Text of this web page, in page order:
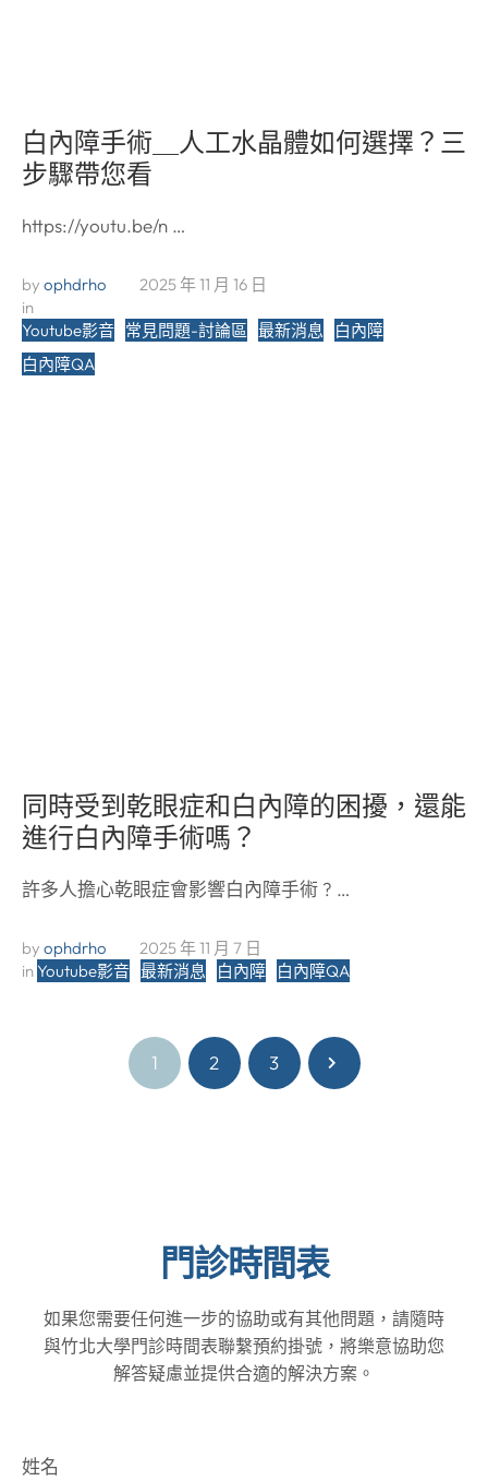
白內障手術＿人工水晶體如何選擇？三
步驟帶您看
https://youtu.be/n …
by ophdrho
2025 年 11 月 16 日
in
Youtube影音 常見問題-討論區 最新消息
白內障
白內障QA
同時受到乾眼症和白內障的困擾，還能
進行白內障手術嗎？
許多人擔心乾眼症會影響白內障手術 ? …
by ophdrho
2025 年 11 月 7 日
in Youtube影音 最新消息 白內障 白內障QA
1 2 3
門診時間表
如果您需要任何進一步的協助或有其他問題，請隨時
與竹北大學門診時間表聯繫預約掛號，將樂意協助您
解答疑慮並提供合適的解決方案。
姓名